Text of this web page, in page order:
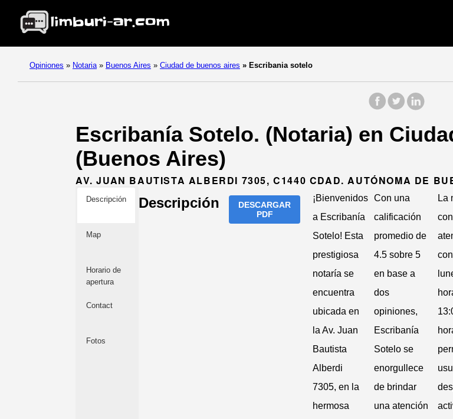
Opiniones » Notaria » Buenos Aires » Ciudad de buenos aires » Escribania sotelo
Escribanía Sotelo. (Notaria) en
(Buenos Aires)
AV. JUAN BAUTISTA ALBERDI 7305, C1440 CDAD. AUTÓNOMA DE
Descripción
Map
Horario de
apertura
Contact
Fotos
Descripción
DESCARGAR
PDF
¡Bienvenidos
a Escribanía
Sotelo! Esta
prestigiosa
notaría se
encuentra
ubicada en
la Av. Juan
Bautista
Alberdi
7305, en la
hermosa
Con una
calificación
promedio de
4.5 sobre 5
en base a
dos
opiniones,
Escribanía
Sotelo se
enorgullece
de brindar
una atención
La